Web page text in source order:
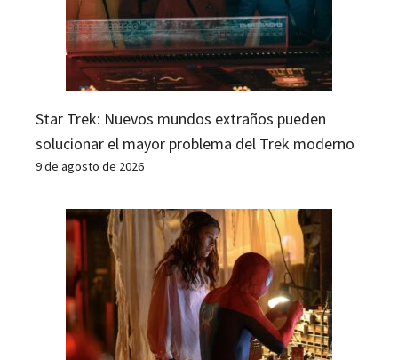
Star Trek: Nuevos mundos extraños pueden
solucionar el mayor problema del Trek moderno
9 de agosto de 2026